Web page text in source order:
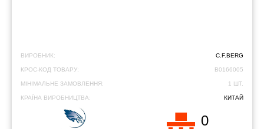
ВИРОБНИК: C.F.BERG
КРОС-КОД ТОВАРУ: B0166005
МІНІМАЛЬНЕ ЗАМОВЛЕННЯ: 1 ШТ.
КРАЇНА ВИРОБНИЦТВА: КИТАЙ
0